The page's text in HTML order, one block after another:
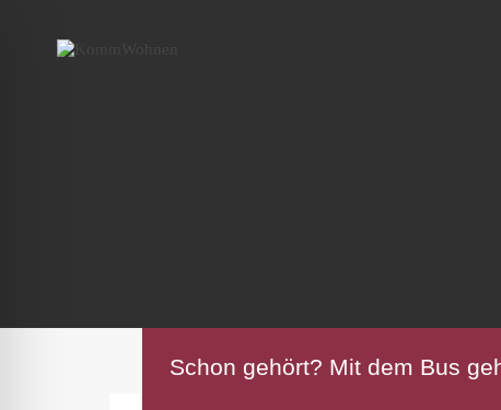
Schon gehört? Mit dem Bus